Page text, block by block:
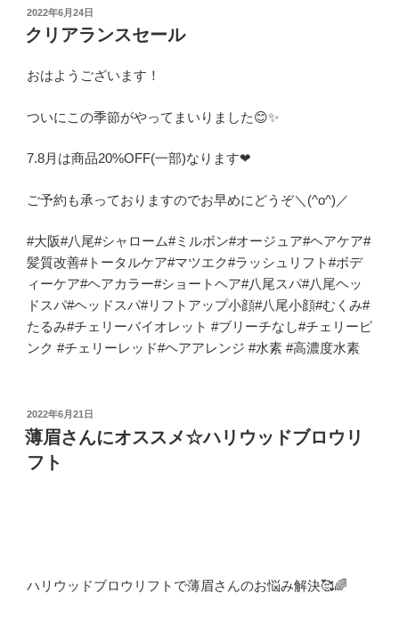
投
稿
日:
2022年6月24日
クリアランスセール
おはようございます！
ついにこの季節がやってまいりました😊✨
7.8月は商品20%OFF(一部)なります❤
ご予約も承っておりますのでお早めにどうぞ＼(^o^)／
#大阪#八尾#シャローム#ミルボン#オージュア#ヘアケア#
髪質改善#トータルケア#マツエク#ラッシュリフト#ボデ
ィーケア#ヘアカラー#ショートヘア#八尾スパ#八尾ヘッ
ドスパ#ヘッドスパ#リフトアップ小顔#八尾小顔#むくみ#
たるみ#チェリーバイオレット #ブリーチなし#チェリーピ
ンク #チェリーレッド#ヘアアレンジ #水素 #高濃度水素
投
稿
日:
2022年6月21日
薄眉さんにオススメ☆ハリウッドブロウリ
フト
ハリウッドブロウリフトで薄眉さんのお悩み解決🥰🌈